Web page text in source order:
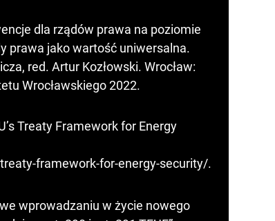
dla rządów prawa na poziomie
prawa jako wartość uniwersalna.
red. Artur Kozłowski. Wrocław:
Wrocławskiego 2022.
Treaty Framework for Energy
framework-for-energy-security/.
wprowadzaniu w życie nowego